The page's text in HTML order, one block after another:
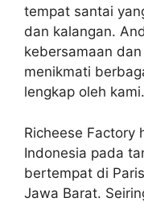
tempat santai
dan kalangan.
kebersamaan
menikmati
lengkap oleh kami.
Richeese Factory
Indonesia pada
bertempat di
Jawa Barat.